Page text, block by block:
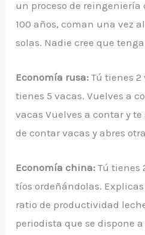
un proceso de
100 años, coman una vez
solas. Nadie cree que
Economía rusa:Tú tienes 2
tienes 5 vacas. Vuelves a
vacas Vuelves a contar y
de contar vacas y abres
Economía china: Tú tienes
tíos ordeñándolas.
ratio de productividad
periodista que se dispone